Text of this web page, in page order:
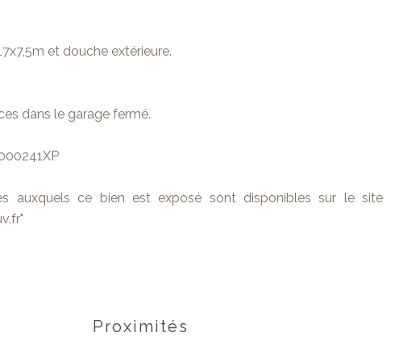
et douche extérieure.
dans le garage fermé.
auxquels ce bien est exposé sont disponibles sur le site
Proximités